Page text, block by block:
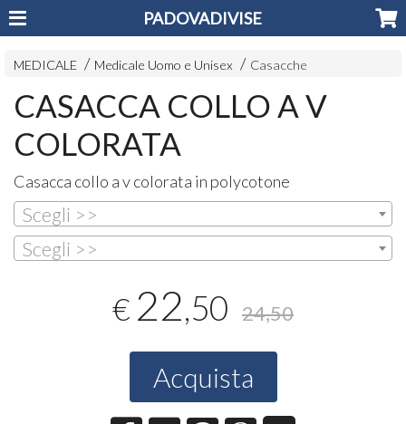
PADOVADIVISE
MEDICALE Medicale Uomo e Unisex Casacche
CASACCA COLLO A V
COLORATA
Casacca collo a v colorata in polycotone
Scegli >>
Scegli >>
€ 22,50 24,50
Acquista